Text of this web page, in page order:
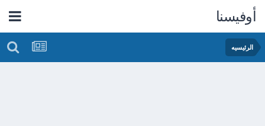
أوفيسنا
الرئيسيه